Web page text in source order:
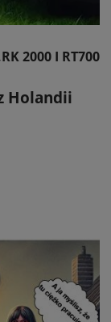
2000 I RT700
Holandii